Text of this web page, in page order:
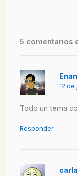
5 comentarios
12 de
Todo un tema
Responder
carla